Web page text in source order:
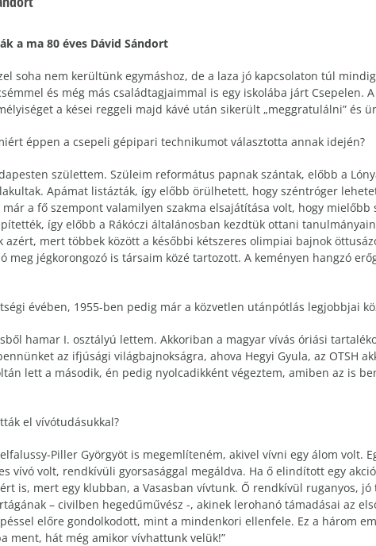
a ma 80 éves Dávid Sándort
soha nem kerültünk egymáshoz, de a laza jó kapcsolaton túl
és még más családtagjaimmal is egy iskolába járt Csepelen.
a kései reggeli majd kávé után sikerült „meggratulálni” és
éppen a csepeli gépipari technikumot választotta annak idején?
születtem. Szüleim református papnak szántak, előbb a
Apámat listázták, így előbb örülhetett, hogy széntróger
a fő szempont valamilyen szakma elsajátítása volt, hogy
így előbb a Rákóczi általánosban kezdtük ottani
mert többek között a későbbi kétszeres olimpiai bajnok
meg jégkorongozó is társaim közé tartozott. A keményen hangzó
évében, 1955-ben pedig már a közvetlen utánpótlás legjobbjai
hamar I. osztályú lettem. Akkoriban a magyar vívás óriási
az ifjúsági világbajnokságra, ahova Hegyi Gyula, az OTSH
lett a második, én pedig nyolcadikként végeztem, amiben az is
el vívótudásukkal?
Piller Györgyöt is megemlíteném, akivel vívni egy álom volt.
vívó volt, rendkívüli gyorsasággal megáldva. Ha ő elindított egy
is, mert egy klubban, a Vasasban vívtunk. Ő rendkívül ruganyos,
– civilben hegedűművész -, akinek lerohanó támadásai az
előre gondolkodott, mint a mindenkori ellenfele. Ez a három
ment, hát még amikor vívhattunk velük!”